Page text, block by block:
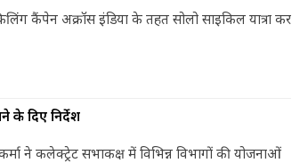
कैंपेन अक्रॉस इंडिया के तहत सोलो साइकिल यात्रा कर
के दिए निर्देश
ने कलेक्ट्रेट सभाकक्ष में विभिन्न विभागों की योजनाओं